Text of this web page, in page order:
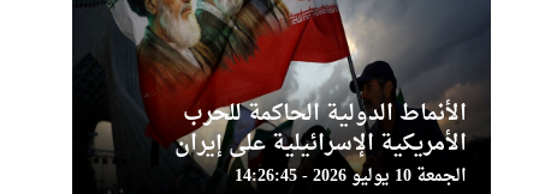
الأنماط الدولية الحاكمة للحرب
الأمريكية الإسرائيلية على إيران
الجمعة 10 يوليو 2026 - 14:26:45